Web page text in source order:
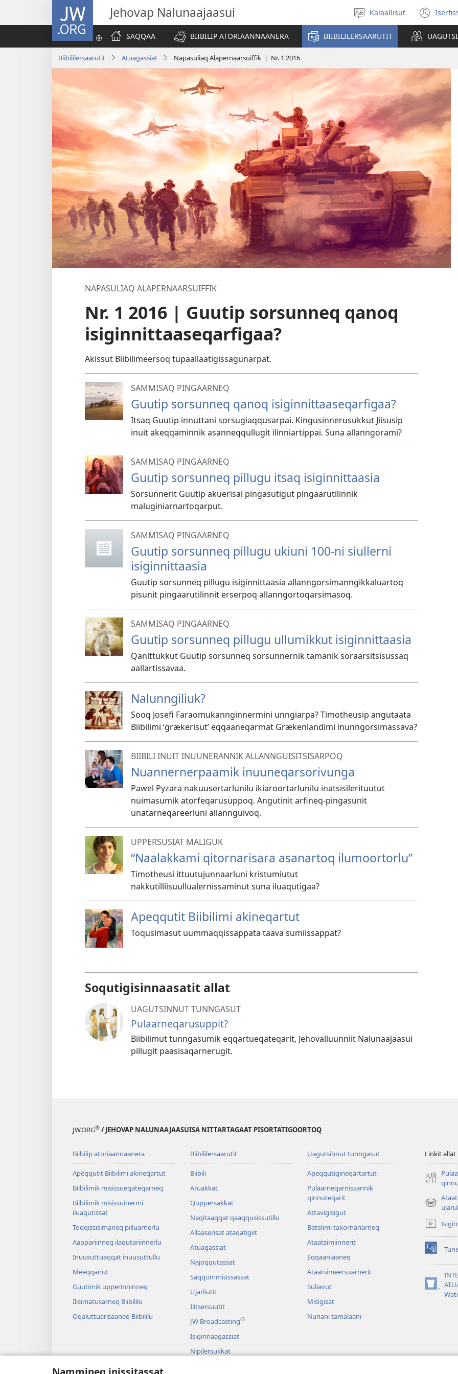
JW.ORG Jehovap Nalunaajaasui
Oqaatsit
toqqakkit
Kalaallisut
new
SAQQAA
BIIBILIP ATORIAANNAANERA BIIBILILERSAARUTIT
Biibililersaarutit Atuagassiat Napasuliaq Alapernaarsuiffik | Nr. 1 2016
NAPASULIAQ ALAPERNAARSUIFFIK
Nr. 1 2016 | Guutip sorsunneq qanoq
isiginnittaaseqarfigaa?
Akissut Biibilimeersoq tupaallaatigissagunarpat.
SAMMISAQ PINGAARNEQ
Guutip sorsunneq qanoq isiginnittaaseqarfigaa?
Itsaq Guutip innuttani sorsugiaqqusarpai. Kingusinnerusukkut Jiisusip
inuit akeqqaminnik asanneqqullugit ilinniartippai. Suna allanngorami?
SAMMISAQ PINGAARNEQ
Guutip sorsunneq pillugu itsaq isiginnittaasia
Sorsunnerit Guutip akuerisai pingasutigut pingaarutilinnik
maluginiarnartoqarput.
SAMMISAQ PINGAARNEQ
Guutip sorsunneq pillugu ukiuni 100-ni siullerni
isiginnittaasia
Guutip sorsunneq pillugu isiginnittaasia allanngorsimanngikkaluartoq
pisunit pingaarutilinnit erserpoq allanngortoqarsimasoq.
SAMMISAQ PINGAARNEQ
Guutip sorsunneq pillugu ullumikkut isiginnittaasia
Qanittukkut Guutip sorsunneq sorsunnernik tamanik soraarsitsisussaq
aallartissavaa.
Nalunngiliuk?
Sooq Josefi Faraomukannginnermini unngiarpa? Timotheusip angutaata
Biibilimi ‘grækerisut’ eqqaaneqarmat Grækenlandimi inunngorsimassava?
BIIBILI INUIT INUUNERANNIK ALLANNGUISITSISARPOQ
Nuannernerpaamik inuuneqarsorivunga
Pawel Pyzara nakuusertarlunilu ikiaroortarlunilu inatsisilerituutut
nuimasumik atorfeqarusuppoq. Angutinit arfineq-pingasunit
unatarneqareerluni allannguivoq.
UPPERSUSIAT MALIGUK
“Naalakkami qitornarisara asanartoq ilumoortorlu”
Timotheusi ittuutujunnaarluni kristumiutut
nakkutilliisuullualernissaminut suna iluaqutigaa?
Apeqqutit Biibilimi akineqartut
Toqusimasut uummaqqissappata taava sumiissappat?
Soqutigisinnaasatit allat
UAGUTSINNUT TUNNGASUT
Pulaarneqarusuppit?
Biibilimut tunngasumik eqqar­tueqateqarit, Jehovalluunniit Nalunaajaasui
pillugit paasisaqarnerugit.
JW.ORG® / JEHOVAP NALUNAAJAASUISA NITTARTAGAAT PISORTATIGOORTOQ
Biibilip atoriaannaanera
Apeqqutit Biibilimi akineqartut
Biibilimik misis­sueqateqar­neq
Biibilimik misissuinermi
iluaqutissat
Toqqissisimaneq pilluarnerlu
Aappariinneq ilaqutariinnerlu
Inuusuttuaqqat inuusuttullu
Meeqqanut
Guutimik upperinninneq
Ilisimatusarneq Biibililu
Oqaluttuarisaaneq Biibililu
Biibililersaarutit
Biibili
Atuakkat
Quppersakkat
Naqitaaqqat qaaqqusissutillu
Allaaserisat ataqatigiit
Atuagassiat
Najoqqutassat
Saqqummiussassat
Ujarliutit
Ilitsersuutit
JW Broadcasting®
Isiginnaagassiat
Nipilersukkat
Uagutsinnut tunngasut
Apeqqutigineqartartut
Pulaarneqarnissannik
qinnuteqarit
Attavigisigut
Betelimi takornariarneq
Ataatsimiin­nerit
Eqqaaniaaneq
Ataatsimeersuarnerit
Suliavut
Misigisat
Nunani tamalaani
Linkit allat
(opens
window)
(opens
new
window)
(opens